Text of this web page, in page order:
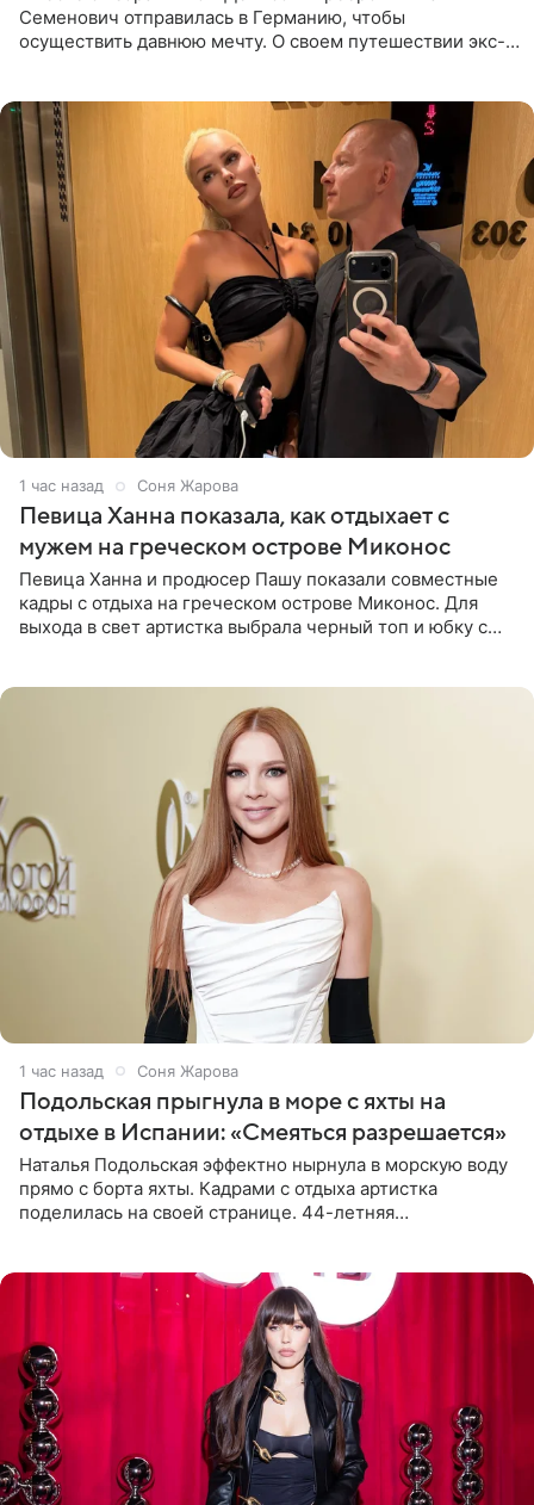
Семенович отправилась в Германию, чтобы
осуществить давнюю мечту. О своем путешествии экс-
1 час назад Соня Жарова
Певица Ханна показала, как отдыхает с
мужем на греческом острове Миконос
Певица Ханна и продюсер Пашу показали совместные
кадры с отдыха на греческом острове Миконос. Для
выхода в свет артистка выбрала черный топ и юбку с
1 час назад Соня Жарова
Подольская прыгнула в море с яхты на
отдыхе в Испании: «Смеяться разрешается»
Наталья Подольская эффектно нырнула в морскую воду
прямо с борта яхты. Кадрами с отдыха артистка
поделилась на своей странице. 44-летняя